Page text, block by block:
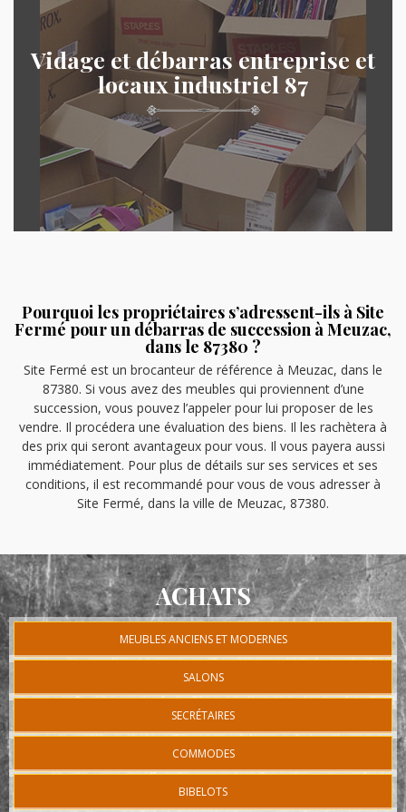
Vidage et débarras entreprise et
locaux industriel 87
Pourquoi les propriétaires s’adressent-ils à Site
Fermé pour un débarras de succession à Meuzac,
dans le 87380 ?
Site Fermé est un brocanteur de référence à Meuzac, dans le
87380. Si vous avez des meubles qui proviennent d’une
succession, vous pouvez l’appeler pour lui proposer de les
vendre. Il procédera une évaluation des biens. Il les rachètera à
des prix qui seront avantageux pour vous. Il vous payera aussi
immédiatement. Pour plus de détails sur ses services et ses
conditions, il est recommandé pour vous de vous adresser à
Site Fermé, dans la ville de Meuzac, 87380.
ACHATS
MEUBLES ANCIENS ET MODERNES
SALONS
SECRÉTAIRES
COMMODES
BIBELOTS